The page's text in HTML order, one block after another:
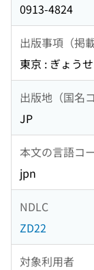
0913-4824
出版事項（掲載
東京 : ぎょう
出版地（国名
JP
本文の言語コ
jpn
NDLC
ZD22
対象利用者